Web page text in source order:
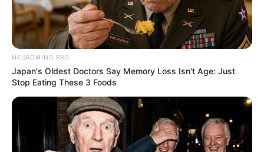
Новини
Скандал у Берегівському ТЦК: сотням чоловіків
випускали з приміщення (фото)
Попит на нерухомість в Ужгороді зростає –
аналітика девелопера підтверджує
загальнонаціональний інтерес
NEUROMIND PRO
Japan's Oldest Doctors Say Memory Loss Isn't Age: Just
Stop Eating These 3 Foods